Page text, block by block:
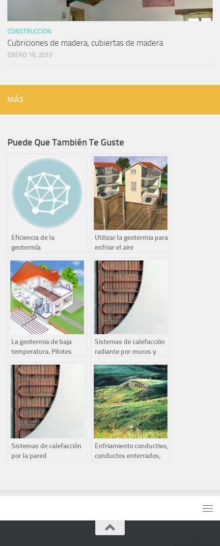
CONSTRUCCION
Cubriciones de madera, cubiertas de madera
ENERO 19, 2013
MÁS
Puede Que También Te Guste
Eficiencia de la
geotermía
Utilizar la geotermia para
enfriar el aire
La geotermia de baja
temperatura. Pilotes
Sistemas de calefacción
radiante por muros y
Sistemas de calefacción
por la pared
Enfriamiento conductivo,
conductos enterrados,